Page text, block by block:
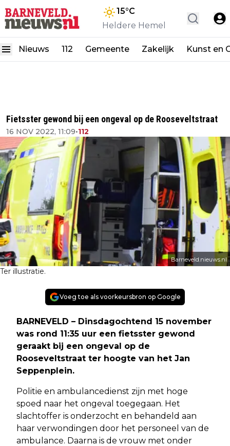
15°C
Heldere Hemel
Nieuws 112 Gemeente Zakelijk Kunst en
Fietsster gewond bij een ongeval op de Rooseveltstraat
16 NOV 2022, 11:09•112
Barneveld.nieuws.nl
Ter illustratie.
Voeg toe als voorkeursbron op Google
BARNEVELD – Dinsdagochtend 15 november
was rond 11:35 uur een fietsster gewond
geraakt bij een ongeval op de
Rooseveltstraat ter hoogte van het Jan
Seppenplein.
Politie en ambulancedienst zijn met hoge
spoed naar het ongeval toegegaan. Het
slachtoffer is onderzocht en behandeld aan
haar verwondingen door het personeel van de
ambulance. Daarna is de vrouw met onder